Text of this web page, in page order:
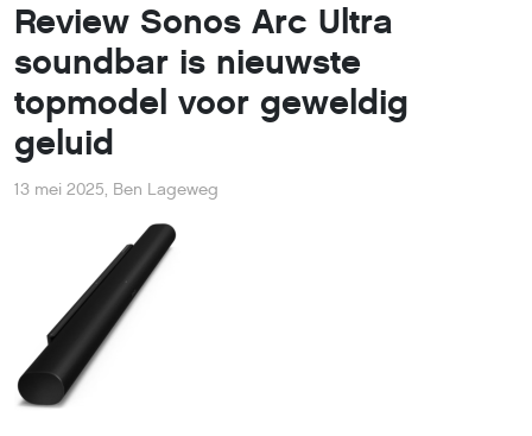
Review Sonos Arc Ultra
soundbar is nieuwste
topmodel voor geweldig
geluid
13 mei 2025, Ben Lageweg